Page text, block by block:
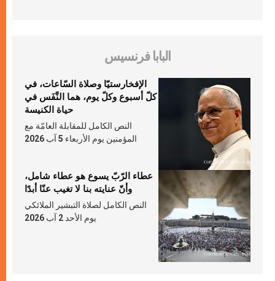
البابا فرنسيس
الإفخارستيّا وصلاة السّاعات، في
كلّ أسبوع وكلّ يوم، هما النَّفَس في
حياة الكنيسة
النص الكامل للمقابلة العامّة مع
المؤمنين يوم الأربعاء 5 آب 2026
عطاء الرّبّ يسوع هو عطاء شامل،
وأنّ عنايته بنا لا تغيب عنّا أبدًا
النص الكامل لصلاة التبشير الملائكي
يوم الأحد 2 آب 2026